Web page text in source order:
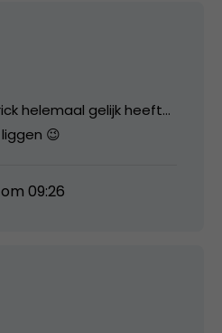
helemaal gelijk heeft…
😉
09:26